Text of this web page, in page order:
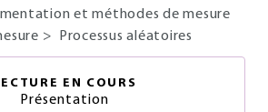
et méthodes de mesure
> Processus aléatoires
EN COURS
Présentation